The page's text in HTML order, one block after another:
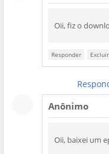
Oii, fiz o
Responder Excluir
Anônimo
Oii, baixei um